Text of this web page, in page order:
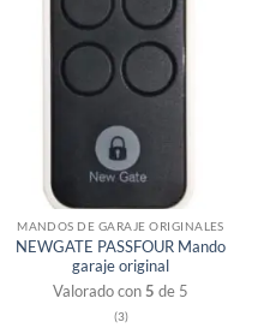
Sin existencias
MANDOS DE GARAJE ORIGINALES
NEWGATE PASSFOUR Mando
garaje original
Valorado con5 de 5
(3)